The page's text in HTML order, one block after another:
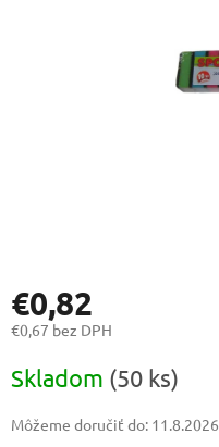
€0,82
€0,67 bez DPH
cena:
Skladom (50 ks)
Môžeme doručiť do: 11.8.2026